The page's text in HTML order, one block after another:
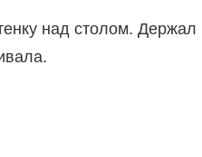
над столом.